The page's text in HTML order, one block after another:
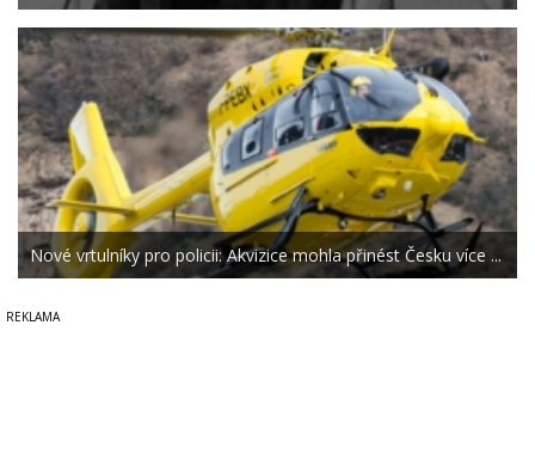
Nové vrtulníky pro policii: Akvizice mohla přinést Česku více ...